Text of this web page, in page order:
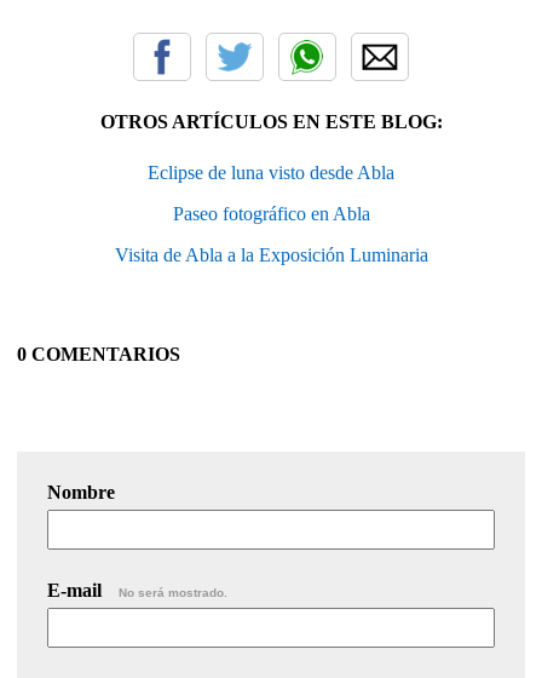
OTROS ARTÍCULOS EN ESTE BLOG:
Eclipse de luna visto desde Abla
Paseo fotográfico en Abla
Visita de Abla a la Exposición Luminaria
0 COMENTARIOS
Nombre
E-mail No será mostrado.